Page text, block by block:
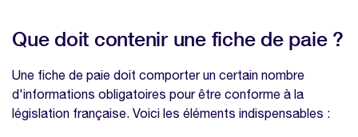
Modèle fiche de paie
Modèle calcul des heures supplémentaires
Que doit contenir une fiche de paie ?
Une fiche de paie doit comporter un certain nombre
d'informations obligatoires pour être conforme à la
législation française. Voici les éléments indispensables :